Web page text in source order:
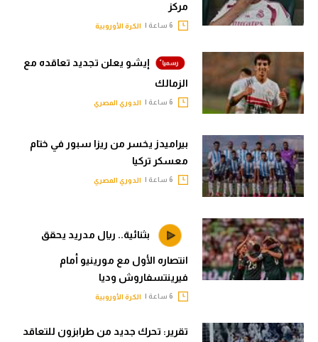
مركز
الكرة الأوروبية
إيشو يعلن تجديد تعاقده مع
الزمالك
الدوري المصري
بيراميدز يخسر من ريزا سبور في ختام
معسكر تركيا
الدوري المصري
بثنائية.. ريال مدريد يحقق
انتصاره الأول مع مورينيو أمام
فيرينتسفاروش وديا
الكرة الأوروبية
تقرير: تحرك جديد من طرابزون للتعاقد